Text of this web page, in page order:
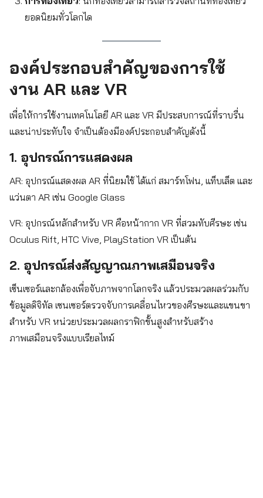
ยอดนิยมทั่วโลกได
องค์ประกอบสำคัญของการใช้
งาน AR และ VR
เพื่อให้การใช้งานเทคโนโลยี AR และ VR มีประสบการณ์ที่ราบรื่น
และน่าประทับใจ จำเป็นต้องมีองค์ประกอบสำคัญดังนี้
1. อุปกรณ์การแสดงผล
AR: อุปกรณ์แสดงผล AR ที่นิยมใช้ ได้แก่ สมาร์ทโฟน, แท็บเล็ต และ
แว่นตา AR เช่น Google Glass
VR: อุปกรณ์หลักสำหรับ VR คือหน้ากาก VR ที่สวมทับศีรษะ เช่น
Oculus Rift, HTC Vive, PlayStation VR เป็นต้น
2. อุปกรณ์ส่งสัญญาณภาพเสมือนจริง
เซ็นเซอร์และกล้องเพื่อจับภาพจากโลกจริง แล้วประมวลผลร่วมกับ
ข้อมูลดิจิทัล เซนเซอร์ตรวจจับการเคลื่อนไหวของศีรษะและแขนขา
สำหรับ VR หน่วยประมวลผลกราฟิกขั้นสูงสำหรับสร้าง
ภาพเสมือนจริงแบบเรียลไทม์